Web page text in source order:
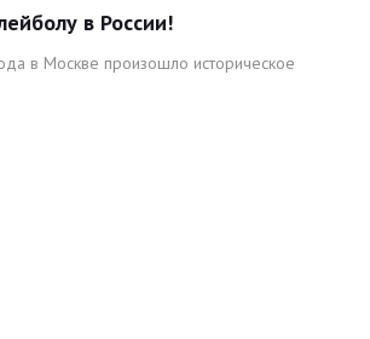
в России!
в Москве произошло историческое